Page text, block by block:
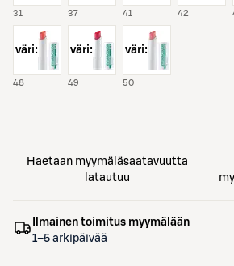
31 37 41 42
väri:
48
väri:
49
väri:
50
Haetaan myymäläsaatavuutta
latautuu
Ilmainen toimitus myymälään
1–5 arkipäivää